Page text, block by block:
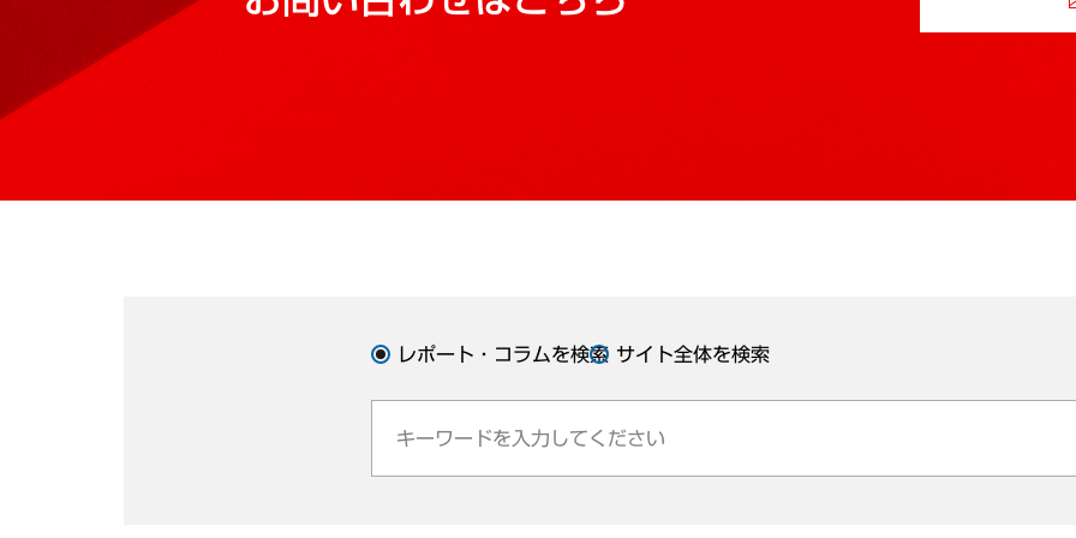
レポート・コラムを検索 サイト全体を検索